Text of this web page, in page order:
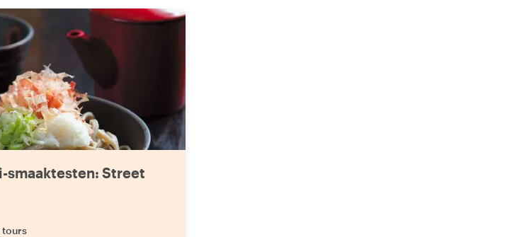
smaaktesten: Street
tours